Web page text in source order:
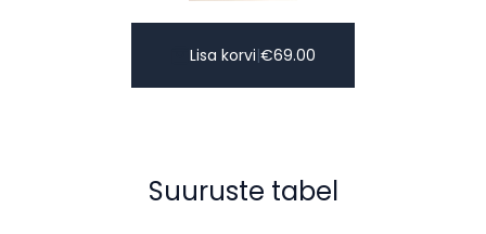
Lisa korvi|€69.00
Suuruste tabel